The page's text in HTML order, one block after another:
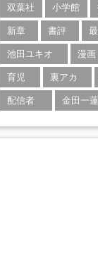
双葉社
小学館
新章
書評
池田ユキオ
漫画
育児
裏アカ
配信者
金田一